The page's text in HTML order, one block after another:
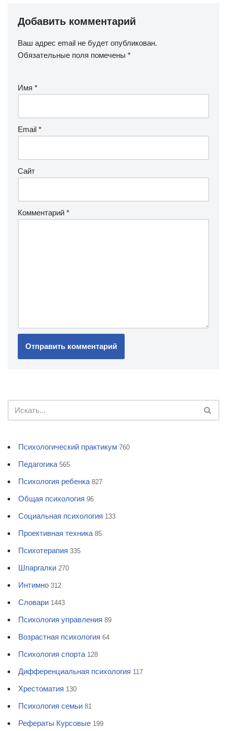
Добавить комментарий
Ваш адрес email не будет опубликован.
Обязательные поля помечены *
Имя *
Email *
Сайт
Комментарий *
Психологический практикум 760
Педагогика 565
Психология ребенка 827
Общая психология 96
Социальная психология 133
Проективная техника 85
Психотерапия 335
Шпаргалки 270
Интимно 312
Словари 1443
Психология управления 89
Возрастная психология 64
Психология спорта 128
Дифференциальная психология 117
Хрестоматия 130
Психология семьи 81
Рефераты Курсовые 199